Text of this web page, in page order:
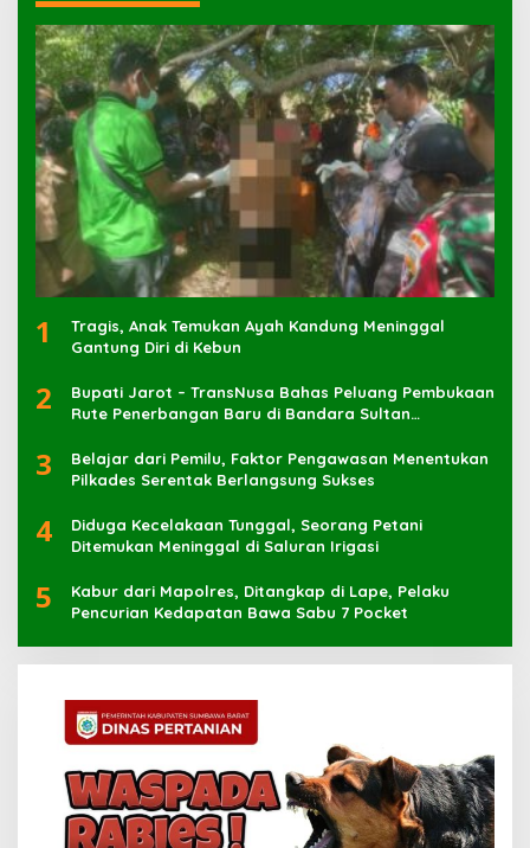
1
Tragis, Anak Temukan Ayah Kandung Meninggal
Gantung Diri di Kebun
2
Bupati Jarot – TransNusa Bahas Peluang Pembukaan
Rute Penerbangan Baru di Bandara Sultan
3
Belajar dari Pemilu, Faktor Pengawasan Menentukan
Pilkades Serentak Berlangsung Sukses
4
Diduga Kecelakaan Tunggal, Seorang Petani
Ditemukan Meninggal di Saluran Irigasi
5
Kabur dari Mapolres, Ditangkap di Lape, Pelaku
Pencurian Kedapatan Bawa Sabu 7 Pocket